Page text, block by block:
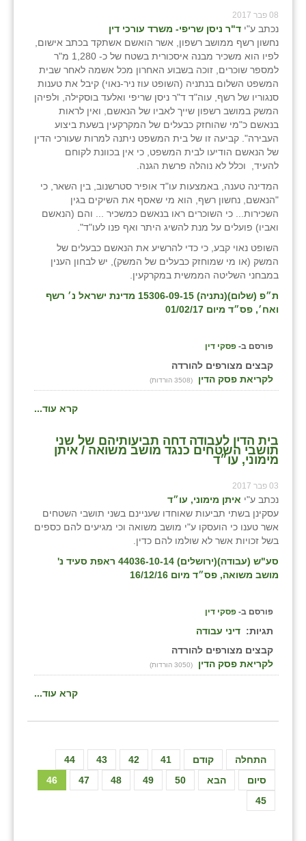
08 פבר 2017
נכתב ע"י ד"ר ניסן שריפי- משרד עורכי דין
נחשון רשף ממושב רשפון, אשר הואשם אשתקד בכתב אישום,
לפיו הוא משכיר מבנה איסכורית בשטח של כ- 1,280 מ"ר
למספר שוכרים, זוכה בשבוע האחרון מכל אשמה לאחר שבית
המשפט השלום בנתניה (השופט עוז ניר-נאוי) קיבל את טענות
סנגוריו של רשף, עוה"ד ד"ר ניסן שריפי ואלעד בוסקילה, ולפיהן
המשק במושב רשפון שייך לאביו של הנאשם, ואין לראות
בנאשם כ"מי שהוחזק כבעלים של המקרקעין בשעת ביצוע
העבירה". קביעה זו של בית המשפט ניתנה למרות שעורכי הדין
של הנאשם הודיעו לבית המשפט, כי אין בכוונת לקוחם
להעיד, וכלל לא נוהלה פרשת הגנה.
המדינה טענה, באמצעות עו"ד אופיר סטרשנוב, בין השאר, כי
"הנאשם, נחשון רשף, הוא מי שאסף את השיקים בגין
השכירות... כי השוכרים ראו בנאשם כמשכיר ... והם (הנאשם
ואביו) פועלים על מנת להשיג היתר ואף פנו לעו"ד".
השופט נאוי קבע, כי כדי להרשיע את הנאשם כבעלים של
המשק (או מי שמוחזק כבעלים של המשק), יש לבחון הענין
במבחני השליטה הממשית במקרקעין.
ת״פ (שלום)(נתניה) 15306-09-15 מדינת ישראל נ׳ רשף
ואח׳, פס״ד מיום 01/02/17
פורסם ב- פסקי דין
קבצים מצורפים להורדה
לקריאת פסק הדין
(3508 הורדות)
קרא עוד...
בית הדין לעבודה דחה תביעותיהם של שני
תושבי השטחים כנגד מושב משואה / איתן
מימוני, עו״ד
03 פבר 2017
נכתב ע"י איתן מימוני, עו״ד
עסקינן בשתי תביעות שאוחדו שעניינם בשני תושבי השטחים
אשר טענו כי הועסקו ע"י מושב משואה וכי מגיעים להם כספים
בשל זכויות אשר לא שולמו להם כדין.
סע"ש (עבודה)(ירושלים) 44036-10-14 ראפת סעיד נ'
מושב משואה, פס״ד מיום 16/12/16
פורסם ב- פסקי דין
תגיות: דיני עבודה
קבצים מצורפים להורדה
לקריאת פסק הדין
(3050 הורדות)
קרא עוד...
התחלה קודם 41
42
43
44
45
46 47 48 49 50 הבא סיום